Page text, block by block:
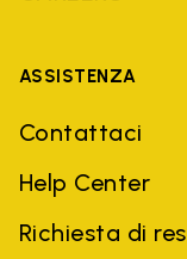
ASSISTENZA
Contattaci
Help Center
Richiesta di